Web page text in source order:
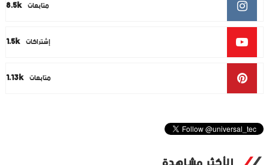
8.5k متابعات
1.5k إشتراكات
1.13k متابعات